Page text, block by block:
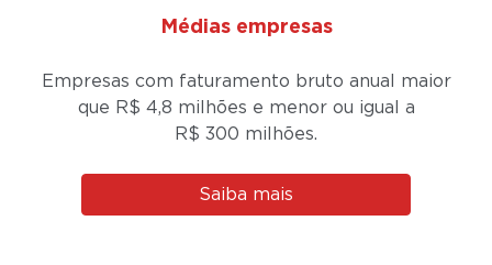
Médias empresas
Empresas com faturamento bruto anual maior
que R$ 4,8 milhões e menor ou igual a
R$ 300 milhões.
Saiba mais